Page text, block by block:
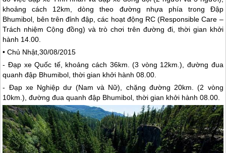
khoảng cách 12km, dòng theo đường nhựa phía trong Đập
Bhumibol, bên trên đỉnh đập, các hoạt động RC (Responsible Care –
Trách nhiệm Cộng đồng) và trò chơi trên đường đi, thời gian khởi
hành 14.00.
• Chủ Nhật,30/08/2015
- Đạp xe Quốc tế, khoảng cách 36km. (3 vòng 12km.), đường đua
quanh đập Bhumibol, thời gian khởi hành 08.00.
- Đạp xe Nghiệp dư (Nam và Nữ), chặng đường 20km. (2 vòng
10km.), đường đua quanh đập Bhumibol, thời gian khởi hành 08.00.